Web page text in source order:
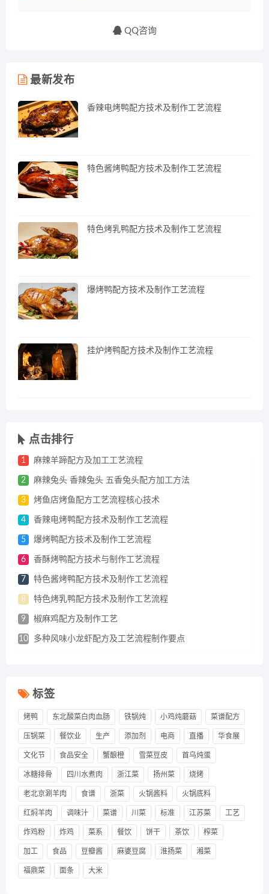
QQ咨询
最新发布
香辣电烤鸭配方技术及制作工艺流程
特色酱烤鸭配方技术及制作工艺流程
特色烤乳鸭配方技术及制作工艺流程
爆烤鸭配方技术及制作工艺流程
挂炉烤鸭配方技术及制作工艺流程
点击排行
1 麻辣羊蹄配方及加工工艺流程
2 麻辣兔头 香辣兔头 五香兔头配方加工方法
3 烤鱼店烤鱼配方工艺流程核心技术
4 香辣电烤鸭配方技术及制作工艺流程
5 爆烤鸭配方技术及制作工艺流程
6 香酥烤鸭配方技术与制作工艺流程
7 特色酱烤鸭配方技术及制作工艺流程
8 特色烤乳鸭配方技术及制作工艺流程
9 椒麻鸡配方及制作工艺
10 多种风味小龙虾配方及工艺流程制作要点
标签
烤鸭 东北酸菜白肉血肠 铁锅炖 小鸡炖蘑菇 菜谱配方
压锅菜 餐饮业 生产 添加剂 电商 直播 华食展
文化节 食品安全 蟹酿橙 雪菜豆皮 首乌炖蛋
冰糖排骨 四川水煮肉 浙江菜 扬州菜 烧烤
老北京涮羊肉 食谱 浙菜 火锅酱料 火锅底料
红焖羊肉 调味汁 菜谱 川菜 标准 江苏菜 工艺
炸鸡粉 炸鸡 菜系 餐饮 饼干 茶饮 榨菜
加工 食品 豆瓣酱 麻婆豆腐 淮扬菜 湘菜
福鼎菜 面条 大米